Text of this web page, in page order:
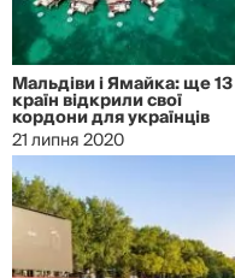
Мальдіви і Ямайка: ще 13
країн відкрили свої
кордони для українців
21 липня 2020